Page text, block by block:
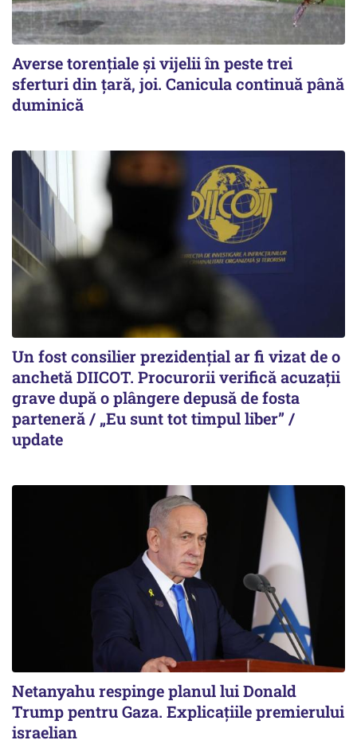
Averse torențiale și vijelii în peste trei
sferturi din țară, joi. Canicula continuă până
duminică
Un fost consilier prezidențial ar fi vizat de o
anchetă DIICOT. Procurorii verifică acuzații
grave după o plângere depusă de fosta
parteneră / „Eu sunt tot timpul liber” /
update
Netanyahu respinge planul lui Donald
Trump pentru Gaza. Explicațiile premierului
israelian